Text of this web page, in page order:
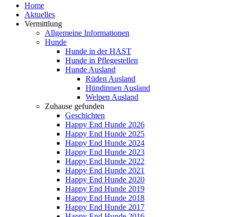
Home
Aktuelles
Vermittlung
Allgemeine Informationen
Hunde
Hunde in der HAST
Hunde in Pflegestellen
Hunde Ausland
Rüden Ausland
Hündinnen Ausland
Welpen Ausland
Zuhause gefunden
Geschichten
Happy End Hunde 2026
Happy End Hunde 2025
Happy End Hunde 2024
Happy End Hunde 2023
Happy End Hunde 2022
Happy End Hunde 2021
Happy End Hunde 2020
Happy End Hunde 2019
Happy End Hunde 2018
Happy End Hunde 2017